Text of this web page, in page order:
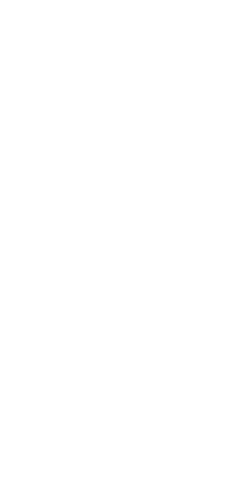
la plus fidèle possible aux Produits en eux-
les conditions de l’offre ainsi que les
commande. La société Éditions LVA se
contractuelles sont présentées en langue
AVON
– 70 avenue de Valvins – 77210 AVON
sera joint au dit Produit.
la forme d’un e-mail adressé sur sa boite